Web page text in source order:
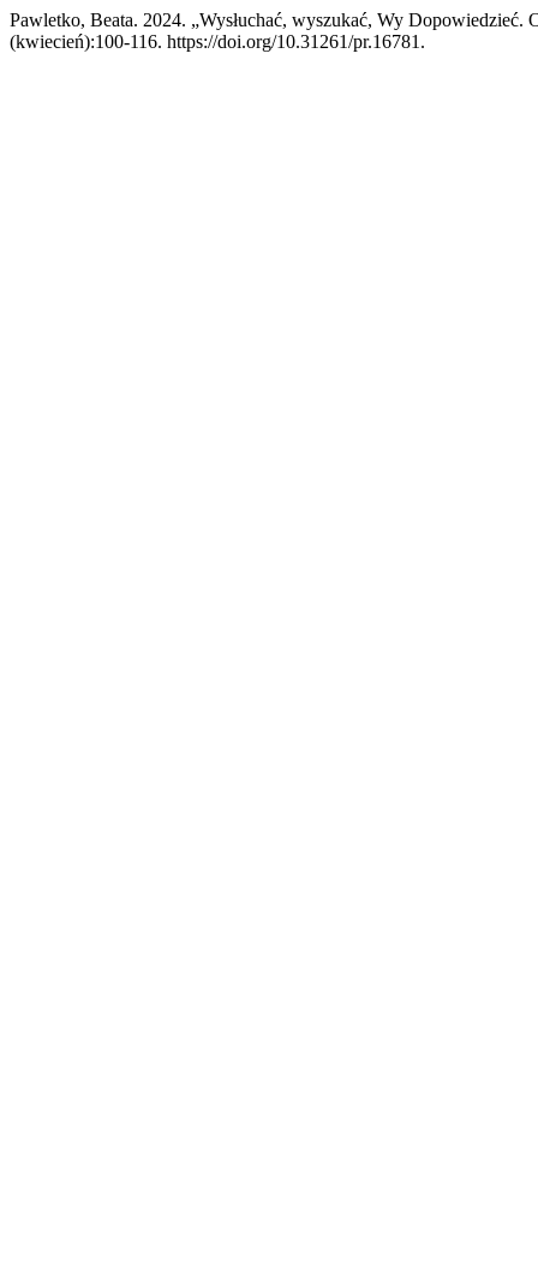
Pawletko, Beata. 2024. „Wysłuchać, wyszukać, Wy
(kwiecień):100-116. https://doi.org/10.31261/pr.16781.